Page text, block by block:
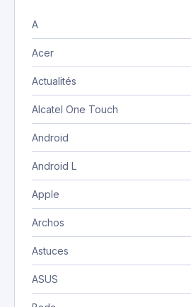
A
Acer
Actualités
Alcatel One Touch
Android
Android L
Apple
Archos
Astuces
ASUS